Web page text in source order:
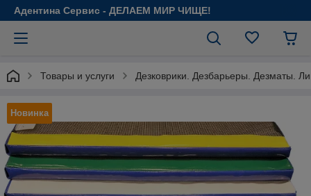
Адентина Сервис - ДЕЛАЕМ МИР ЧИЩЕ!
Товары и услуги Дезковрики. Дезбарьеры. Дезматы.
Новинка